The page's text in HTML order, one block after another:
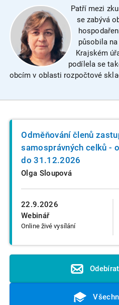
Patří mezi
se zabývá
působila
Krajském
podílela se
obcím v oblasti rozpočtové
22.9.2026
Webinář
Online živé vysílání
Odměňování členů
samosprávných celků -
do 31.12.2026
Olga Sloupová